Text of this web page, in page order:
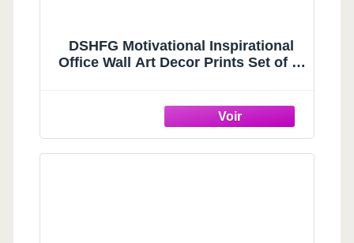
DSHFG Motivational Inspirational
Office Wall Art Decor Prints Set of 4,
Home Decor, 8x10 Unframed